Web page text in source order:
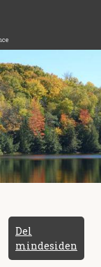
Del
mindesiden